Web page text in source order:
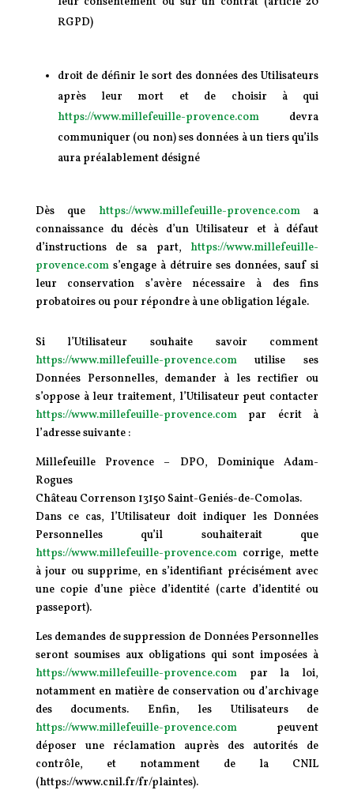
RGPD)
droit de définir le sort des données des Utilisateurs
après leur mort et de choisir à qui
https://www.millefeuille-provence.comdevra
communiquer (ou non) ses données à un tiers qu’ils
aura préalablement désigné
Dès que https://www.millefeuille-provence.coma
connaissance du décès d’un Utilisateur et à défaut
d’instructions de sa part, https://www.millefeuille-
provence.coms’engage à détruire ses données, sauf si
leur conservation s’avère nécessaire à des fins
probatoires ou pour répondre à une obligation légale.
Si l’Utilisateur souhaite savoir comment
https://www.millefeuille-provence.comutilise ses
Données Personnelles, demander à les rectifier ou
s’oppose à leur traitement, l’Utilisateur peut contacter
https://www.millefeuille-provence.compar écrit à
l’adresse suivante :
Millefeuille Provence – DPO, Dominique Adam-
Rogues
Château Correnson 13150 Saint-Geniés-de-Comolas.
Dans ce cas, l’Utilisateur doit indiquer les Données
Personnelles qu’il souhaiterait que
https://www.millefeuille-provence.comcorrige, mette
à jour ou supprime, en s’identifiant précisément avec
une copie d’une pièce d’identité (carte d’identité ou
passeport).
Les demandes de suppression de Données Personnelles
seront soumises aux obligations qui sont imposées à
https://www.millefeuille-provence.compar la loi,
notamment en matière de conservation ou d’archivage
des documents. Enfin, les Utilisateurs de
https://www.millefeuille-provence.compeuvent
déposer une réclamation auprès des autorités de
contrôle, et notamment de la CNIL
(https://www.cnil.fr/fr/plaintes).